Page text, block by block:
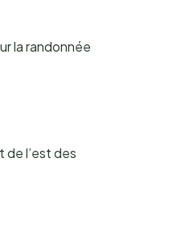
la randonnée
de l’est des